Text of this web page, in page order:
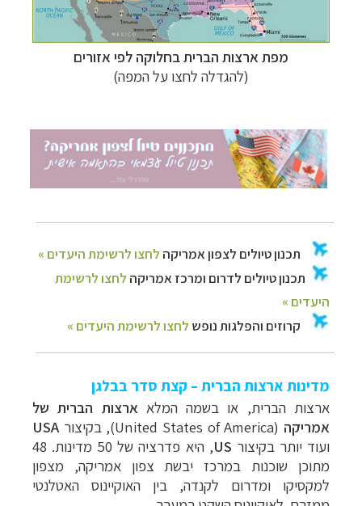
מפת ארצות הברית בחלוקה לפי אזורים
(להגדלה לחצו על המפה)
מדינות ארצות הברית – קצת סדר בבלגן
ארצות הברית, או בשמה המלא ארצות הברית של
אמריקה (
United States of America), בקיצורUSA
ועוד יותר בקיצור US
, היא פדרציה של 50 מדינות. 48
מתוכן שוכנות במרכז יבשת צפון אמריקה, מצפון
למקסיקו ומדרום לקנדה, בין האוקיינוס האטלנטי